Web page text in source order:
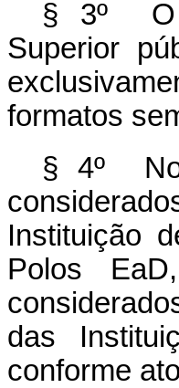
§ 3º O
Superior
formatos
§ 4º No
Instituição
Polos
das
conforme